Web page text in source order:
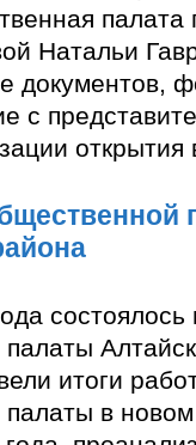
палата
Натальи
документов,
с
открытия
состоялось
итоги
в